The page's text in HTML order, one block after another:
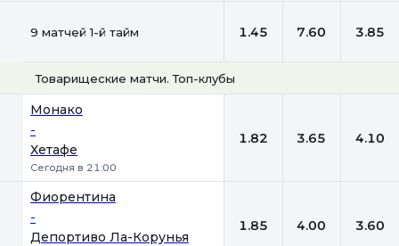
9 матчей 1-й тайм 1.45 7.60 3.85
Товарищеские матчи. Топ-клубы
Монако
-
Хетафе
Сегодня в 21:00
1.82 3.65 4.10
Фиорентина
-
Депортиво Ла-Корунья
1.85 4.00 3.60